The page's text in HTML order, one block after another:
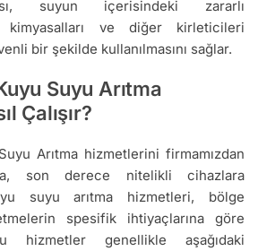
suyun içerisindeki zararlı
kimyasalları ve diğer kirleticileri
bir şekilde kullanılmasını sağlar.
Suyu Arıtma
Çalışır?
Arıtma hizmetlerini firmamızdan
son derece nitelikli cihazlara
suyu arıtma hizmetleri, bölge
spesifik ihtiyaçlarına göre
hizmetler genellikle aşağıdaki